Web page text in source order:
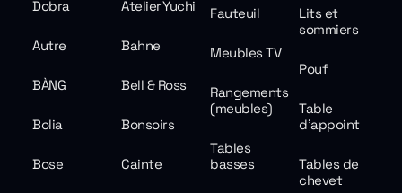
Dobra
Atelier Yuchi
Autre Bahne
BÀNG Bell & Ross
Bolia Bonsoirs
Bose Cainte
Fauteuil
Lits et
sommiers
Meubles TV
Pouf
Rangements
(meubles)
Table
d'appoint
Tables
basses
Tables de
chevet